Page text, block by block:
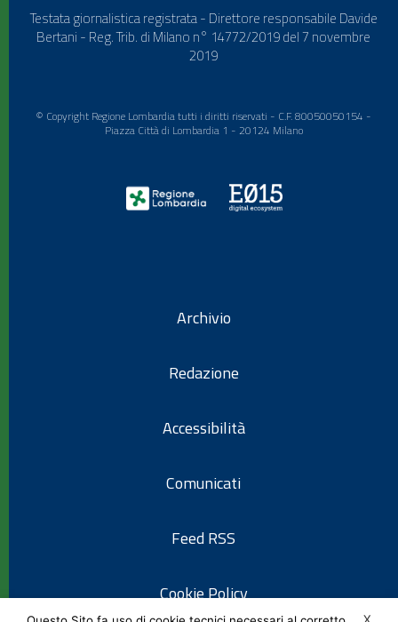
Testata giornalistica registrata - Direttore responsabile Davide
Bertani - Reg. Trib. di Milano n° 14772/2019 del 7 novembre
2019
© Copyright Regione Lombardia tutti i diritti riservati - C.F. 80050050154 -
Piazza Città di Lombardia 1 - 20124 Milano
Archivio
Redazione
Accessibilità
Comunicati
Feed RSS
Cookie Policy